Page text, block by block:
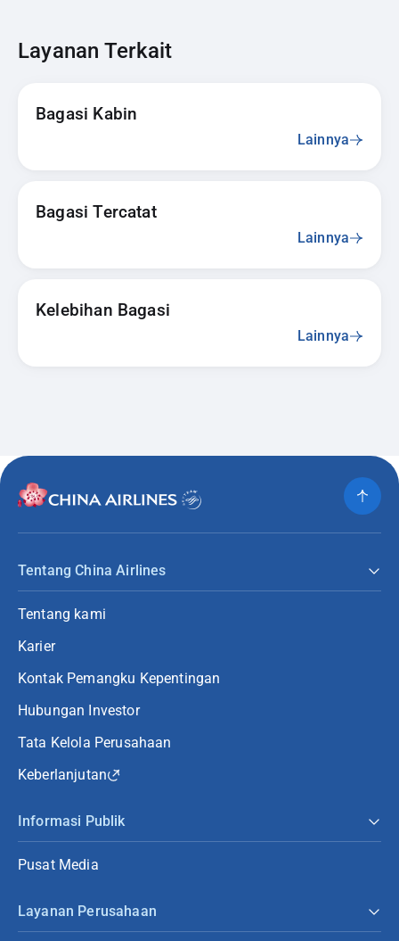
Layanan Terkait
Bagasi Kabin
Lainnya
Bagasi Tercatat
Lainnya
Kelebihan Bagasi
Lainnya
Tentang China Airlines
Tentang kami
Karier
Kontak Pemangku Kepentingan
Hubungan Investor
Tata Kelola Perusahaan
Keberlanjutan
Informasi Publik
Pusat Media
Layanan Perusahaan